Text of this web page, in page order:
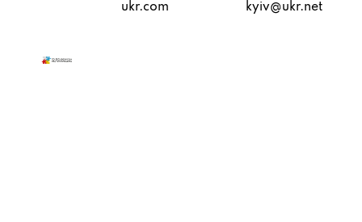
ukr.com
kyiv@ukr.net